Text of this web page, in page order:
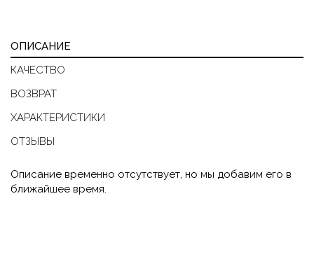
ОПИСАНИЕ
КАЧЕСТВО
ВОЗВРАТ
ХАРАКТЕРИСТИКИ
ОТЗЫВЫ
Описание временно отсутствует, но мы добавим его в
ближайшее время.